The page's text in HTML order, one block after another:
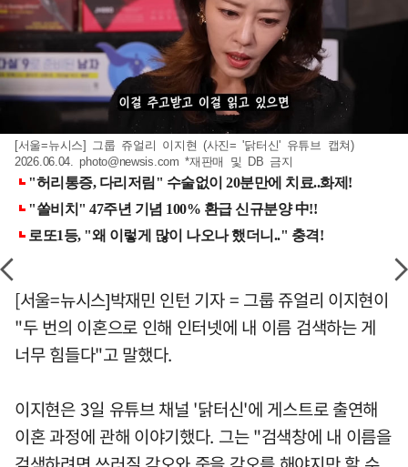
[서울=뉴시스] 그룹 쥬얼리 이지현 (사진= '닭터신' 유튜브 캡쳐)
2026.06.04.photo@newsis.com *재판매 및 DB 금지
[서울=뉴시스]박재민 인턴 기자 = 그룹 쥬얼리 이지현이
"두 번의 이혼으로 인해 인터넷에 내 이름 검색하는 게
너무 힘들다"고 말했다.
이지현은 3일 유튜브 채널 '닭터신'에 게스트로 출연해
이혼 과정에 관해 이야기했다. 그는 "검색창에 내 이름을